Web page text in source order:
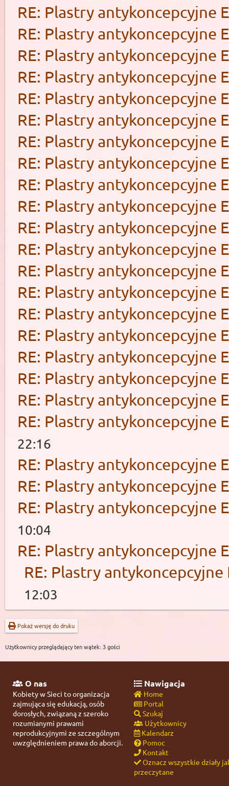
RE: Plastry antykoncepcyjne
RE: Plastry antykoncepcyjne
RE: Plastry antykoncepcyjne
RE: Plastry antykoncepcyjne
RE: Plastry antykoncepcyjne
RE: Plastry antykoncepcyjne
RE: Plastry antykoncepcyjne
RE: Plastry antykoncepcyjne
RE: Plastry antykoncepcyjne
RE: Plastry antykoncepcyjne
RE: Plastry antykoncepcyjne
RE: Plastry antykoncepcyjne
RE: Plastry antykoncepcyjne
RE: Plastry antykoncepcyjne
RE: Plastry antykoncepcyjne
RE: Plastry antykoncepcyjne
RE: Plastry antykoncepcyjne
RE: Plastry antykoncepcyjne
RE: Plastry antykoncepcyjne
RE: Plastry antykoncepcyjne
22:16
RE: Plastry antykoncepcyjne
RE: Plastry antykoncepcyjne
RE: Plastry antykoncepcyjne
10:04
RE: Plastry antykoncepcyjne
RE: Plastry antykoncepcyjne
12:03
Pokaż wersję do druku
Użytkownicy przeglądający ten wątek: 3 gości
O nas
Kobiety w Sieci to organizacja
zajmująca się edukacją, osób
dorosłych, związaną z szeroko
rozumianymi prawami
reprodukcyjnymi ze szczególnym
uwzględnieniem prawa do aborcji.
Nawigacja
Home
Portal
Szukaj
Użytkownicy
Kalendarz
Pomoc
Kontakt
Oznacz wszystkie działy
przeczytane